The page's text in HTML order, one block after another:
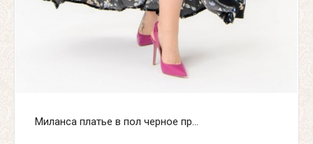
Миланса платье в пол черное пр...